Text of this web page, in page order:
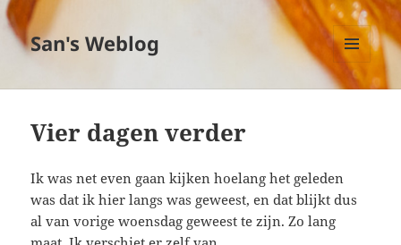
San's Weblog
MENU
EN
Vier dagen verder
Ik was net even gaan kijken hoelang het geleden
was dat ik hier langs was geweest, en dat blijkt dus
al van vorige woensdag geweest te zijn. Zo lang